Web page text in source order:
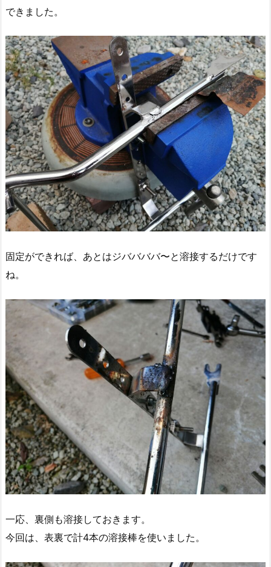
できました。
固定ができれば、あとはジババババ〜と溶接するだけです
ね。
一応、裏側も溶接しておきます。
今回は、表裏で計4本の溶接棒を使いました。